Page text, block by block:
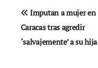
Navegación
de
entradas
Imputan a mujer en
Caracas tras agredir
‘salvajemente’ a su hija